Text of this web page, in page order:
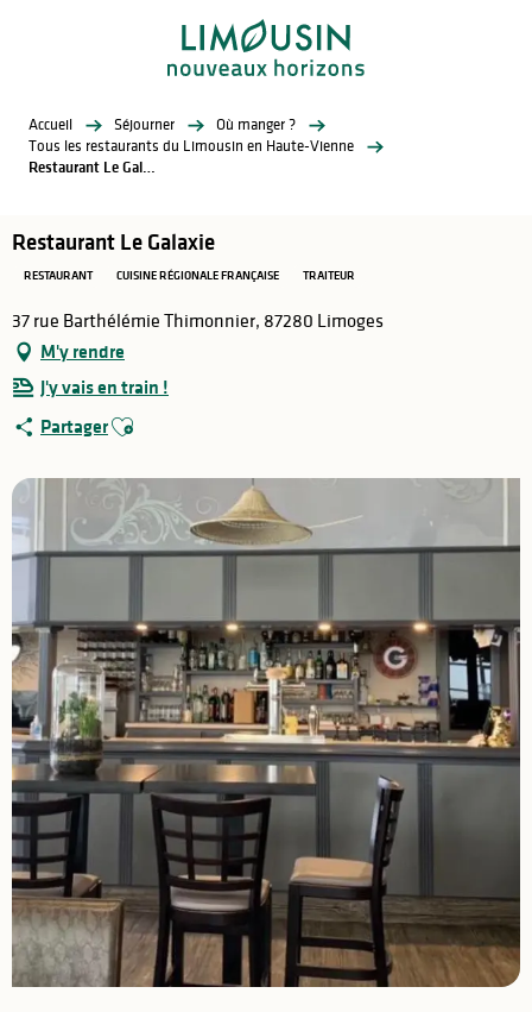
Accueil Séjourner
Où manger ?
Tous les restaurants du Limousin en Haute-Vienne
Restaurant Le Galaxie
Restaurant Le Galaxie
RESTAURANT CUISINE RÉGIONALE FRANÇAISE TRAITEUR
37 rue Barthélémie Thimonnier, 87280 Limoges
M'y rendre
J'y vais en train !
PartagerAjouter aux favoris